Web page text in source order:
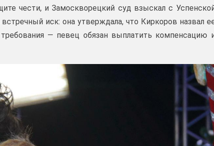
чести, и Замоскворецкий суд взыскал с
иск: она утверждала, что Киркоров назвал
— певец обязан выплатить компенсацию